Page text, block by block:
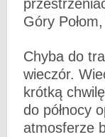
Góry
Chyba do
wieczór.
krótką
do północy
atmosferze